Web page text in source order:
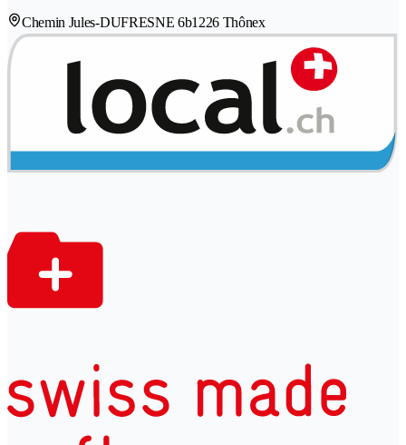
Chemin Jules-DUFRESNE 6b1226 Thônex